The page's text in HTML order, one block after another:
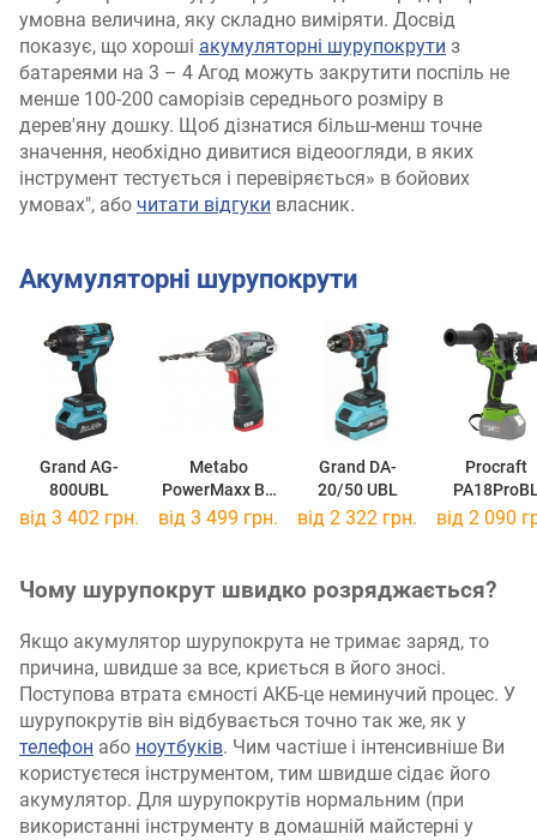
умовна величина, яку складно виміряти. Досвід
показує, що хороші акумуляторні шурупокрути з
батареями на 3 – 4 Агод можуть закрутити поспіль не
менше 100-200 саморізів середнього розміру в
дерев'яну дошку. Щоб дізнатися більш-менш точне
значення, необхідно дивитися відеоогляди, в яких
інструмент тестується і перевіряється» в бойових
умовах", або читати відгуки власник.
Акумуляторні шурупокрути
Grand AG-
800UBL
Metabo
PowerMaxx BS
Basic
Grand DA-
20/50 UBL
Procraft
від 3 402 грн. від 3 499 грн. від 2 322 грн. від 2 090
Чому шурупокрут швидко розряджається?
Якщо акумулятор шурупокрута не тримає заряд, то
причина, швидше за все, криється в його зносі.
Поступова втрата ємності АКБ-це неминучий процес. У
шурупокрутів він відбувається точно так же, як у
телефон або ноутбуків. Чим частіше і інтенсивніше Ви
користуєтеся інструментом, тим швидше сідає його
акумулятор. Для шурупокрутів нормальним (при
використанні інструменту в домашній майстерні у